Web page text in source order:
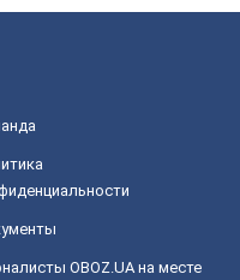
OBOZ.UA на месте